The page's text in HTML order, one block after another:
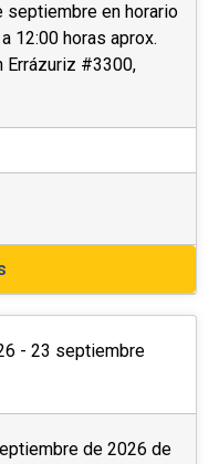
septiembre en horario
12:00 horas aprox.
Errázuriz #3300,
- 23 septiembre
de 2026 de